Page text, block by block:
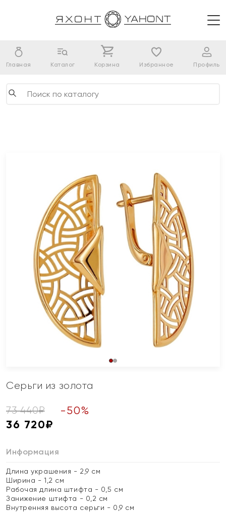
Главная Каталог Корзина Избранное Профиль
Серьги из золота
73 440₽ -50%
36 720₽
Информация
Длина украшения - 2,9 см
Ширина - 1,2 см
Рабочая длина штифта - 0,5 см
Занижение штифта - 0,2 см
Внутренняя высота серьги - 0,9 см